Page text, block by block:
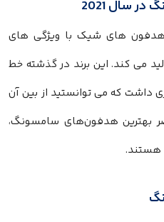
سال 2021
های شیک با ویژگی های
می کند. این برند در گذشته خط
داشت که می توانستید از بین آن
بهترین هدفون‌های سامسونگ،
هستند.